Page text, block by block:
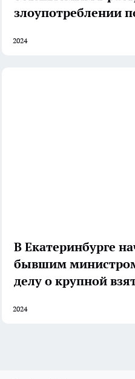
злоупотреблении
2024
В Екатеринбурге
бывшим
делу о крупной
2024